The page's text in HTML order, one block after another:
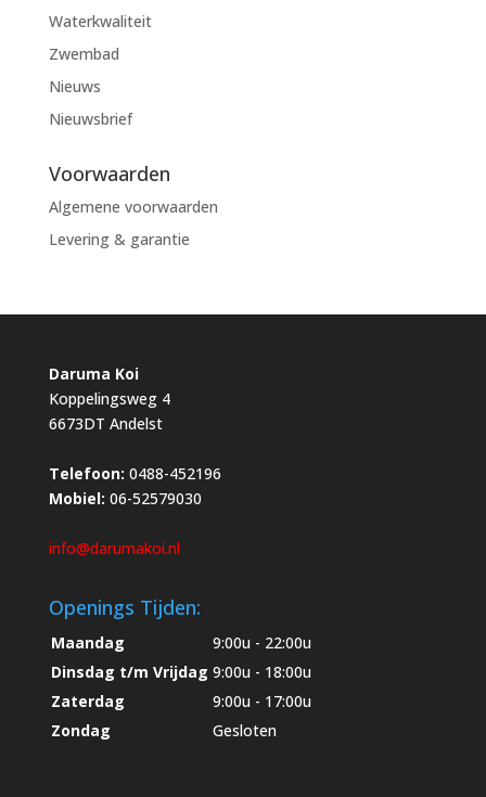
Waterkwaliteit
Zwembad
Nieuws
Nieuwsbrief
Voorwaarden
Algemene voorwaarden
Levering & garantie
Daruma Koi
Koppelingsweg 4
6673DT Andelst
Telefoon: 0488-452196
Mobiel: 06-52579030
info@darumakoi.nl
Openings Tijden:
Maandag
9:00u - 22:00u
Dinsdag t/m Vrijdag 9:00u - 18:00u
Zaterdag
9:00u - 17:00u
Zondag
Gesloten